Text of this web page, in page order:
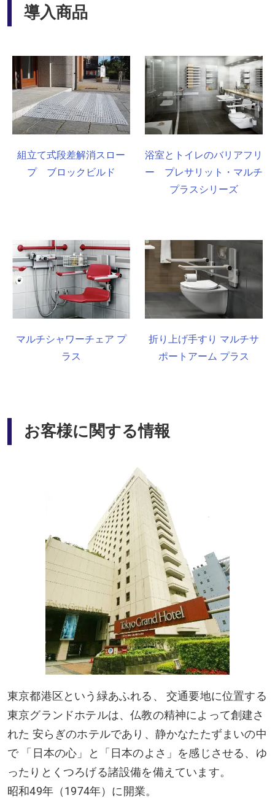
導入商品
組立て式段差解消スロー
プ ブロックビルド
浴室とトイレのバリアフリ
ー プレサリット・マルチ
プラスシリーズ
マルチシャワーチェア プ
ラス
折り上げ手すり マルチサ
ポートアーム プラス
お客様に関する情報
東京都港区という緑あふれる、 交通要地に位置する
東京グランドホテルは、仏教の精神によって創建さ
れた 安らぎのホテルであり、静かなたたずまいの中
で 「日本の心」と「日本のよさ」を感じさせる、ゆ
ったりとくつろげる諸設備を備えています。
昭和49年（1974年）に開業。